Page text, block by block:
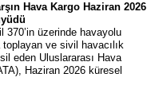
Hava Kargo Haziran 2026
370’in üzerinde havayolu
toplayan ve sivil havacılık
eden Uluslararası Hava
Haziran 2026 küresel